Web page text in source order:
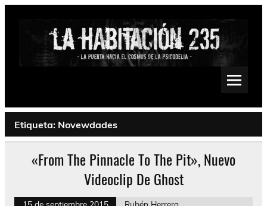
Saltar
Psychedelic, Stoner, Doom, Sludge, Fuzz, Space, Drone
Etiqueta: Novewdades
«From The Pinnacle To The Pit», Nuevo
Videoclip De Ghost